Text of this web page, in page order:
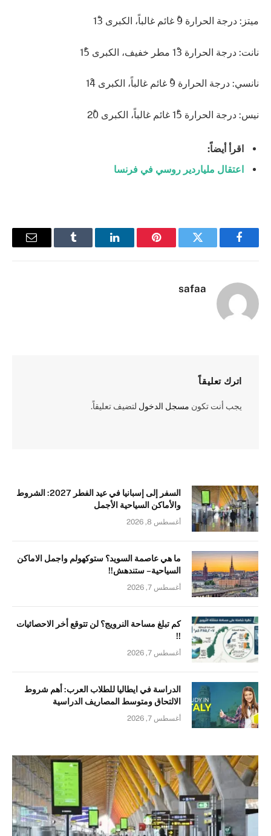
ميتز: درجة الحرارة 9ْ غائم غالباً، الكبرى 13ْ
نانت: درجة الحرارة 13ْ مطر خفيف، الكبرى 15ْ
نانسي: درجة الحرارة 9ْ غائم غالباً، الكبرى 14ْ
نيس: درجة الحرارة 15ْ غائم غالباً، الكبرى 20ْ
اقرأ أيضاً:
اعتقال ملياردير روسي في فرنسا
فيسبوك تويتر بينتيريستلينكدإن Tumblr
البريد
safaa
اترك تعليقاً
يجب أنت تكون مسجل الدخول لتضيف تعليقاً.
السفر إلى إسبانيا في عيد الفطر 2027: الشروط
والأماكن السياحية الأجمل
أغسطس 8, 2026
ما هي عاصمة السويد؟ ستوكهولم واجمل الاماكن
السياحية – ستندهش!!
أغسطس 7, 2026
كم تبلغ مساحة النرويج؟ لن تتوقع أخر الاحصائيات
!!
أغسطس 7, 2026
الدراسة في ايطاليا للطلاب العرب: أهم شروط
الالتحاق ومتوسط المصاريف الدراسية
أغسطس 7, 2026